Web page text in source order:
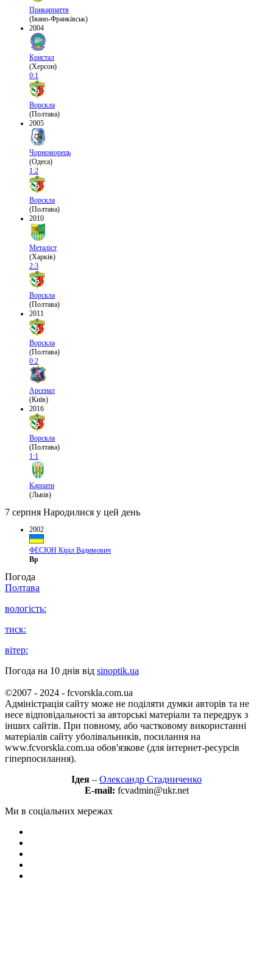
Прикарпаття
(Івано-Франківськ)
2004
Кристал
(Херсон)
0:1
Ворскла
(Полтава)
2005
Чорноморець
(Одеса)
1:2
Ворскла
(Полтава)
2010
Металіст
(Харків)
2:3
Ворскла
(Полтава)
2011
Ворскла
(Полтава)
0:2
Арсенал
(Київ)
2016
Ворскла
(Полтава)
1:1
Карпати
(Львів)
7 серпня Народилися у цей день
2002
ФЕСЮН Кіріл Вадимович
Вр
Погода
Полтава
вологість:
тиск:
вітер:
Погода на 10 днів від sinoptik.ua
©2007 - 2024 - fcvorskla.com.ua
Адміністрація сайту може не поділяти думки авторів та не
несе відповідальності за авторські матеріали та передрук з
інших сайтів. При повному, або частковому використанні
матеріалів сайту уболівальників, посилання на
www.fcvorskla.com.ua обов'язкове (для інтернет-ресурсів
гіперпосилання).
Ідея – Олександр Стадниченко
E-mail: fcvadmin@ukr.net
Ми в соціальних мережах